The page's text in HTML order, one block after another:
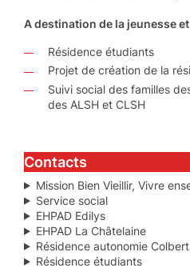
A destination de la jeunesse et
Résidence étudiants
Projet de création de la
Suivi social des familles
des ALSH et CLSH
Contacts
Mission Bien Vieillir, Vivre
Service social
EHPAD Edilys
EHPAD La Châtelaine
Résidence autonomie Colbert
Résidence étudiants